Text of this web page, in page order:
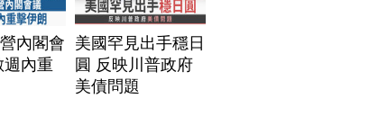
內閣會
週內重
美國罕見出手穩日
圓 反映川普政府
美債問題